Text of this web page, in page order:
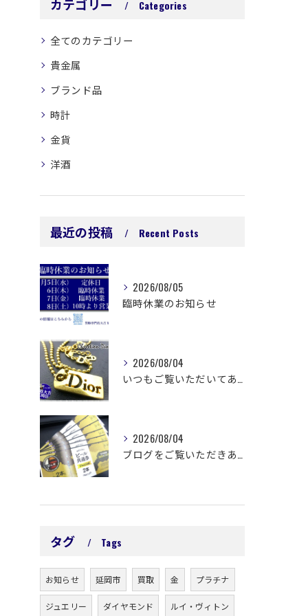
カテゴリー Categories
全てのカテゴリー
貴金属
ブランド品
時計
金貨
洋酒
最近の投稿 Recent Posts
2026/08/05
臨時休業のお知らせ
2026/08/04
いつもご覧いただいてありがとうございます😊
2026/08/04
ブログをご覧いただきありがとうございます🙇‍♀️ 延岡市浜町...
タグ Tags
お知らせ 延岡市 買取 金 プラチナ
ジュエリー ダイヤモンド ルイ・ヴィトン